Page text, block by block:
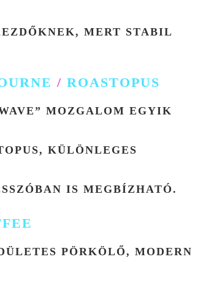
MERT STABIL
/ ROASTOPUS
MOZGALOM EGYIK
KÜLÖNLEGES
IS MEGBÍZHATÓ.
PÖRKÖLŐ, MODERN